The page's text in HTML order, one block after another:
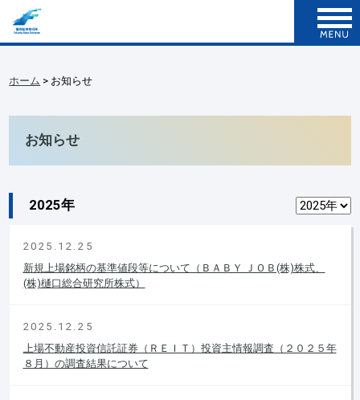
ホーム > お知らせ
お知らせ
2025年
2025.12.25
新規上場銘柄の基準値段等について（ＢＡＢＹ ＪＯＢ(株)株式、
(株)樋口総合研究所株式）
2025.12.25
上場不動産投資信託証券（ＲＥＩＴ）投資主情報調査（２０２５年
８月）の調査結果について